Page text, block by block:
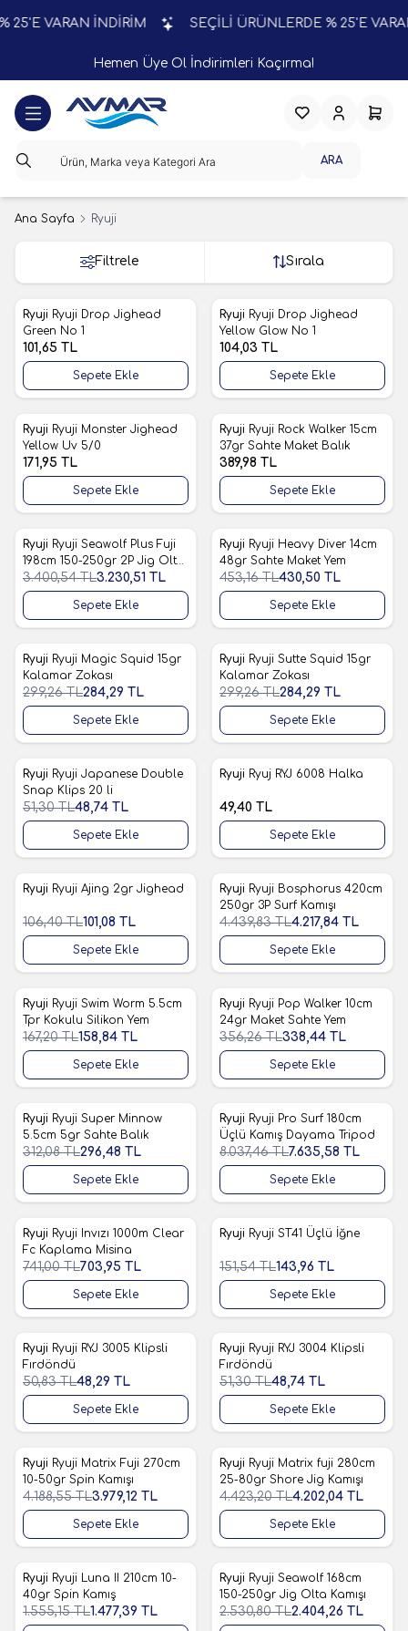
VARAN İNDİRİM SEÇİLİ ÜRÜNLERDE % 25'E VARAN
Hemen Üye Ol İndirimleri Kaçırma!
ARA
FavorilerimHesabım
Ana Sayfa Ryuji
Filtrele Sırala
Yeni
Favorilere Ekle
Ryuji Ryuji Drop Jighead
Green No 1
101,65 TL
Sepete Ekle
Yeni
Favorilere Ekle
Ryuji Ryuji Drop Jighead
Yellow Glow No 1
104,03 TL
Sepete Ekle
Yeni
Favorilere Ekle
Ryuji Ryuji Monster Jighead
Yellow Uv 5/0
171,95 TL
Sepete Ekle
Yeni
Favorilere Ekle
Ryuji Ryuji Rock Walker 15cm
37gr Sahte Maket Balık
389,98 TL
Sepete Ekle
%5
Favorilere Ekle
Ryuji Ryuji Seawolf Plus Fuji
198cm 150-250gr 2P Jig Olta
Kamışı
3.400,54TL3.230,51 TL
Sepete Ekle
%5
Favorilere Ekle
Ryuji Ryuji Heavy Diver 14cm
48gr Sahte Maket Yem
453,16TL430,50 TL
Sepete Ekle
%5
Favorilere Ekle
Ryuji Ryuji Magic Squid 15gr
Kalamar Zokası
299,26TL284,29 TL
Sepete Ekle
%5
Favorilere Ekle
Ryuji Ryuji Sutte Squid 15gr
Kalamar Zokası
299,26TL284,29 TL
Sepete Ekle
%5
Favorilere Ekle
Ryuji Ryuji Japanese Double
Snap Klips 20 li
51,30TL48,74 TL
Sepete Ekle
Ryuji Ryuj RYJ 6008 Halka
49,40 TL
Sepete Ekle
%5
Ryuji Ryuji Ajing 2gr Jighead
106,40TL101,08 TL
Sepete Ekle
%5
Favorilere Ekle
Ryuji Ryuji Bosphorus 420cm
250gr 3P Surf Kamışı
4.439,83TL4.217,84 TL
Sepete Ekle
%5
Favorilere Ekle
Ryuji Ryuji Swim Worm 5.5cm
Tpr Kokulu Silikon Yem
167,20TL158,84 TL
Sepete Ekle
%5
Favorilere Ekle
Ryuji Ryuji Pop Walker 10cm
24gr Maket Sahte Yem
356,26TL338,44 TL
Sepete Ekle
%5
Favorilere Ekle
Ryuji Ryuji Super Minnow
5.5cm 5gr Sahte Balık
312,08TL296,48 TL
Sepete Ekle
%5
Favorilere Ekle
Ryuji Ryuji Pro Surf 180cm
Üçlü Kamış Dayama Tripod
8.037,46TL7.635,58 TL
Sepete Ekle
%5
Favorilere Ekle
Ryuji Ryuji Invızı 1000m Clear
Fc Kaplama Misina
741,00TL703,95 TL
Sepete Ekle
%5
Ryuji Ryuji ST41 Üçlü İğne
151,54TL143,96 TL
Sepete Ekle
%5
Favorilere Ekle
Ryuji Ryuji RYJ 3005 Klipsli
Fırdöndü
50,83TL48,29 TL
Sepete Ekle
%5
Favorilere Ekle
Ryuji Ryuji RYJ 3004 Klipsli
Fırdöndü
51,30TL48,74 TL
Sepete Ekle
%5
Favorilere Ekle
Ryuji Ryuji Matrix Fuji 270cm
10-50gr Spin Kamışı
4.188,55TL3.979,12 TL
Sepete Ekle
%5
Favorilere Ekle
Ryuji Ryuji Matrix fuji 280cm
25-80gr Shore Jig Kamışı
4.423,20TL4.202,04 TL
Sepete Ekle
%5
Favorilere Ekle
Ryuji Ryuji Luna II 210cm 10-
40gr Spin Kamış
1.555,15TL1.477,39 TL
%5
Favorilere Ekle
Ryuji Ryuji Seawolf 168cm
150-250gr Jig Olta Kamışı
2.530,80TL2.404,26 TL